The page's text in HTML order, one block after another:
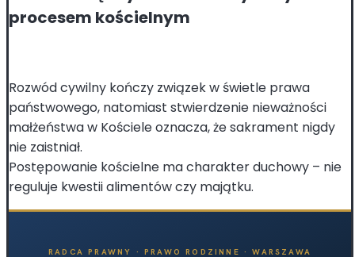
procesem kościelnym
Rozwód cywilny kończy związek w świetle prawa
państwowego, natomiast stwierdzenie nieważności
małżeństwa w Kościele oznacza, że sakrament nigdy
nie zaistniał.
Postępowanie kościelne ma charakter duchowy – nie
reguluje kwestii alimentów czy majątku.
RADCA PRAWNY · PRAWO RODZINNE · WARSZAWA